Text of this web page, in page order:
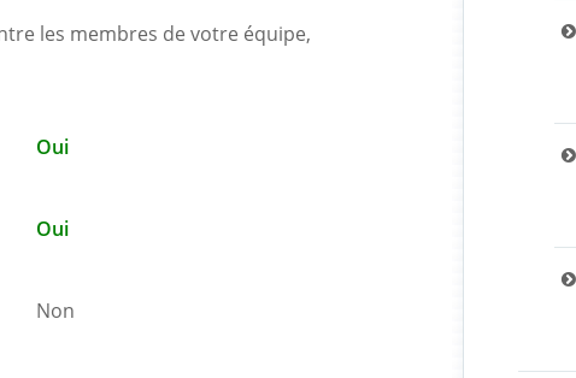
les membres de votre équipe,
Oui
Oui
Non